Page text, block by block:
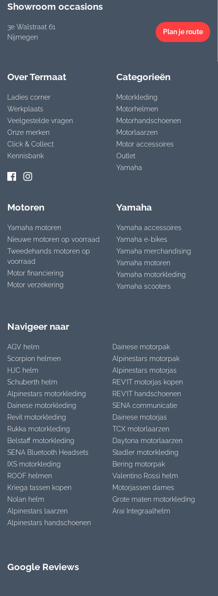
Showroom occasions
3e Walstraat 61
Nijmegen
Plan je route
Over Termaat
Ladies corner
Werkplaats
Veelgestelde vragen
Onze merken
Click & Collect
Kennisbank
Categorieën
Motorkleding
Motorhelmen
Motorhandschoenen
Motorlaarzen
Motor accessoires
Outlet
Yamaha
Motoren
Yamaha motoren
Nieuwe motoren op voorraad
Tweedehands motoren op
voorraad
Motor financiering
Motor verzekering
Yamaha
Yamaha accessoires
Yamaha e-bikes
Yamaha merchandising
Yamaha motoren
Yamaha motorkleding
Yamaha scooters
Navigeer naar
AGV helm
Scorpion helmen
HJC helm
Schuberth helm
Alpinestars motorkleding
Dainese motorkleding
Revit motorkleding
Rukka motorkleding
Belstaff motorkleding
SENA Bluetooth Headsets
IXS motorkleding
ROOF helmen
Kriega tassen kopen
Nolan helm
Alpinestars laarzen
Alpinestars handschoenen
Dainese motorpak
Alpinestars motorpak
Alpinestars motorjas
REV’IT motorjas kopen
REV’IT handschoenen
SENA communicatie
Dainese motorjas
TCX motorlaarzen
Daytona motorlaarzen
Stadler motorkleding
Bering motorpak
Valentino Rossi helm
Motorjassen dames
Grote maten motorkleding
Arai Integraalhelm
Google Reviews